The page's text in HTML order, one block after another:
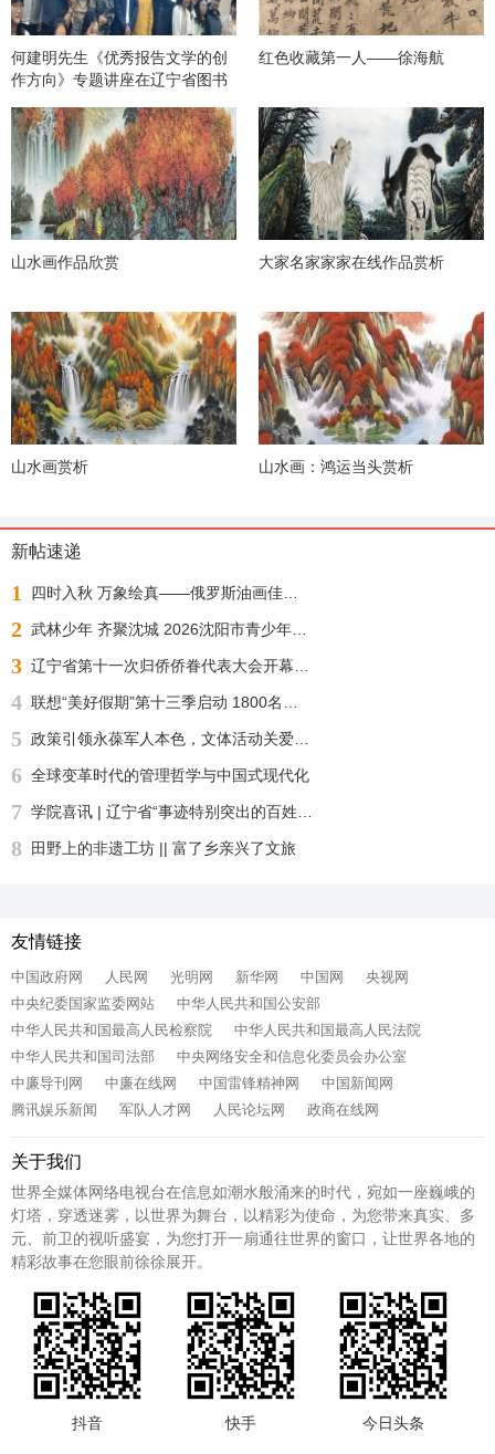
何建明先生《优秀报告文学的创
作方向》专题讲座在辽宁省图书
红色收藏第一人——徐海航
山水画作品欣赏 大家名家家家在线作品赏析
山水画赏析 山水画：鸿运当头赏析
新帖速递
1 四时入秋 万象绘真——俄罗斯油画佳作展
2 武林少年 齐聚沈城 2026沈阳市青少年武术散打锦标赛今日正式开赛
3 辽宁省第十一次归侨侨眷代表大会开幕 许昆林王灵桂讲话 王新伟周波出席
4 联想“美好假期”第十三季启动 1800名志愿者化身“公益足球教练”“乡超”来了！
5 政策引领永葆军人本色，文体活动关爱身心健康——沈阳自主择业军转干部七一敬献锦旗致谢职能部门厚爱
6 全球变革时代的管理哲学与中国式现代化
7 学院喜讯 | 辽宁省“事迹特别突出的百姓学习之星“：沈北新区社区学院兼职报告员王刚老师再获殊荣
8 田野上的非遗工坊 || 富了乡亲兴了文旅
友情链接
中国政府网 人民网 光明网 新华网 中国网
央视网
中央纪委国家监委网站
中华人民共和国公安部
中华人民共和国最高人民检察院
中华人民共和国最高人民法院
中华人民共和国司法部
中央网络安全和信息化委员会办公室
中廉导刊网
中廉在线网 中国雷锋精神网
中国新闻网
腾讯娱乐新闻
军队人才网 人民论坛网 政商在线网
关于我们
世界全媒体网络电视台在信息如潮水般涌来的时代，宛如一座巍峨的
灯塔，穿透迷雾，以世界为舞台，以精彩为使命，为您带来真实、多
元、前卫的视听盛宴，为您打开一扇通往世界的窗口，让世界各地的
精彩故事在您眼前徐徐展开。
抖音 快手 今日头条